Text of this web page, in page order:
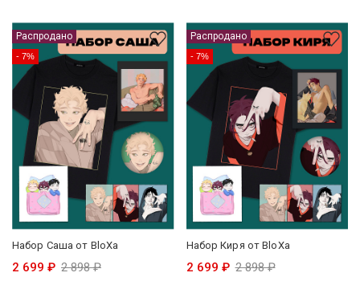
Распродано
- 7%
Набор Саша от BloXa
2 699 ₽ 2 898 ₽
Распродано
- 7%
Набор Киря от BloXa
2 699 ₽ 2 898 ₽